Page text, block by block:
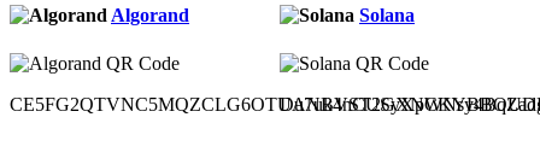
Algorand Solana